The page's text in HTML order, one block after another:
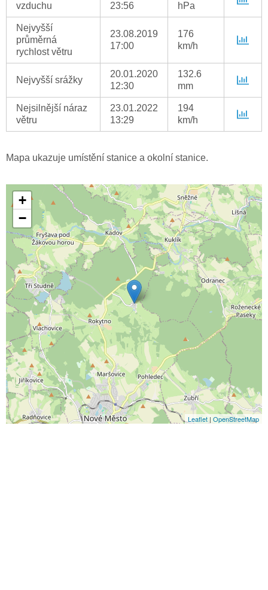
vzduchu
23:56
hPa
Nejvyšší
průměrná
rychlost větru
23.08.2019
17:00
176
km/h
Nejvyšší srážky
20.01.2020
12:30
132.6
mm
Nejsilnější náraz
větru
23.01.2022
13:29
194
km/h
Mapa ukazuje umístění stanice a okolní stanice.
+
−
Leaflet | OpenStreetMap